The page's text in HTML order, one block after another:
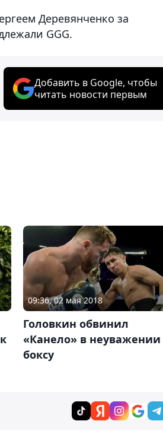
Деревянченко за
GGG.
Добавить в Google, чтобы
читать новости первым
09:36, 02 мая 2018
Головкин обвинил
«Канело» в неуважении
боксу